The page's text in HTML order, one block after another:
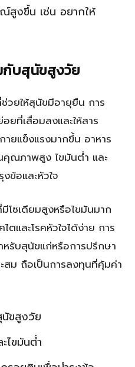
สูงขึ้น เช่น อยากให้
กับสุนัขสูงวัย
ยให้สุนัขมีอายุยืน การ
ยที่เสื่อมลงและให้สาร
ายแข็งแรงมากขึ้น อาหาร
ณภาพสูง ไขมันต่ำ และ
ข้อและหัวใจ
โซเดียมสูงหรือไขมันมาก
ไตและโรคหัวใจได้ง่าย การ
หรับสุนัขแก่หรือการปรึกษา
สม ถือเป็นการลงทุนที่คุ้มค่า
นัขสูงวัย
ไขมันต่ำ